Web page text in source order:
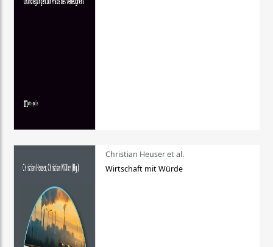
Christian Heuser et al.
Wirtschaft mit Würde